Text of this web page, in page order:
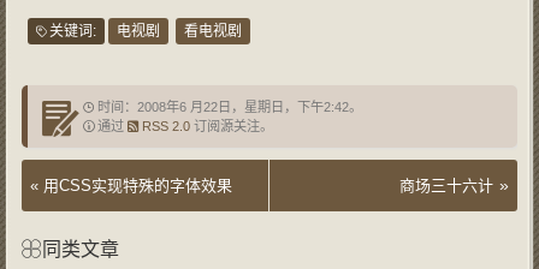
关键词: 电视剧 看电视剧
时间：2008年6 月22日，星期日，下午2:42。
通过
RSS 2.0订阅源关注。
« 用CSS实现特殊的字体效果 商场三十六计 »
同类文章